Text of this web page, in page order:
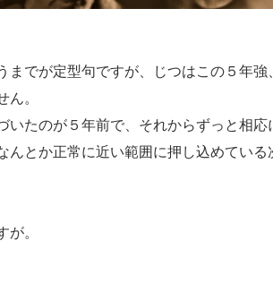
までが定型句ですが、じつはこの５年強
。
たのが５年前で、それからずっと相応
んとか正常に近い範囲に押し込めている
。